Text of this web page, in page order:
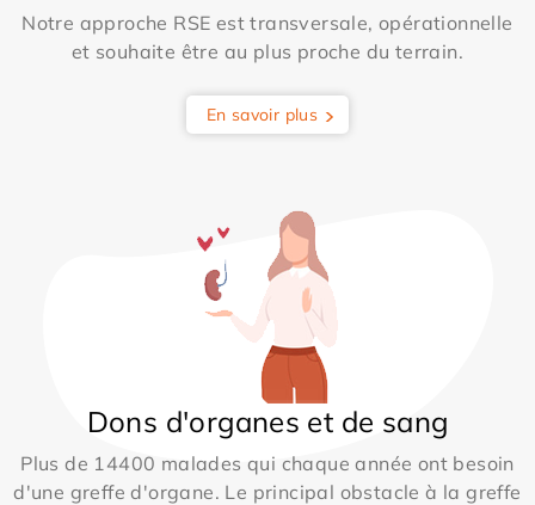
Notre approche RSE est transversale, opérationnelle
et souhaite être au plus proche du terrain.
En savoir plus
Dons d'organes et de sang
Plus de 14400 malades qui chaque année ont besoin
d'une greffe d'organe. Le principal obstacle à la greffe